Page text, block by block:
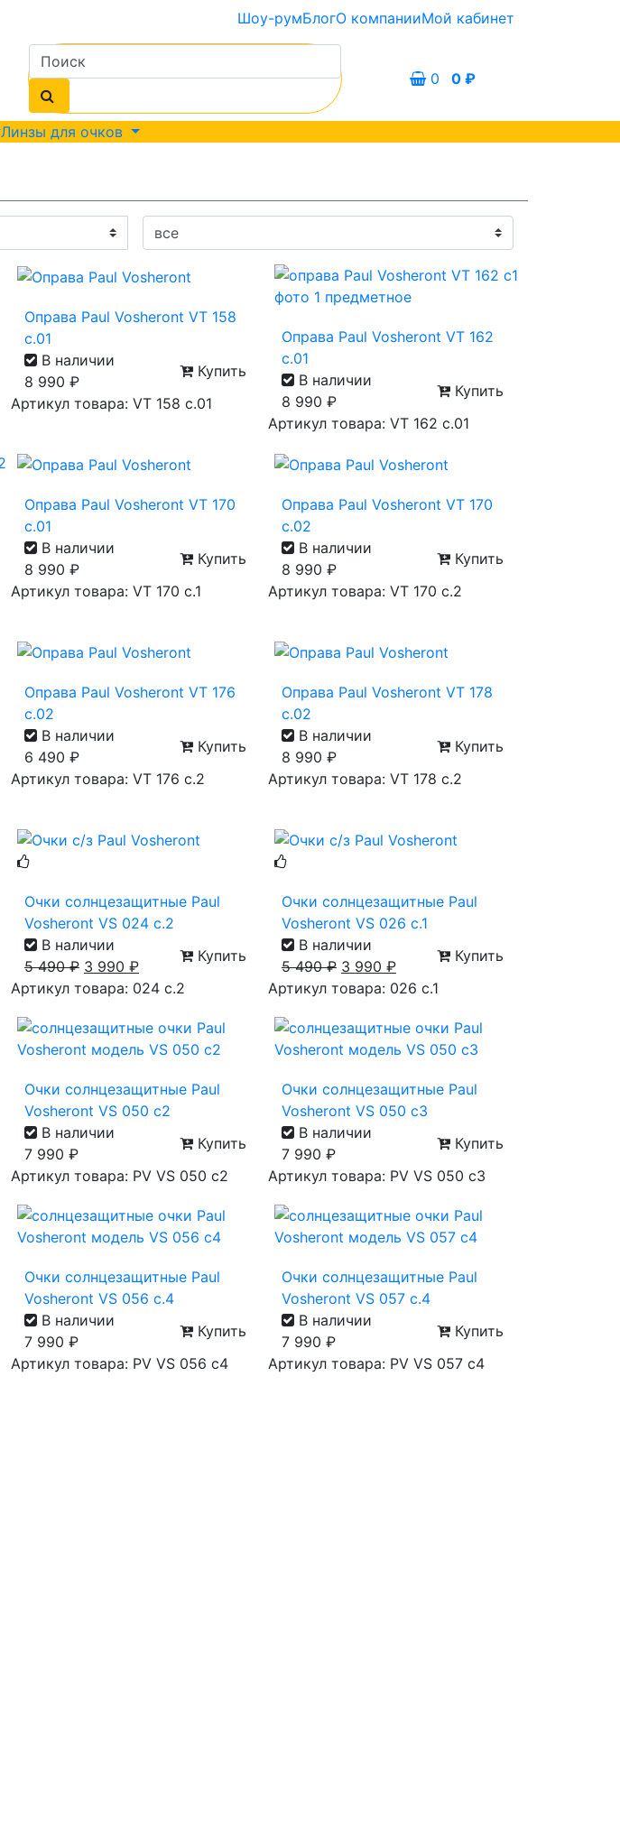
Шоу-румБлогО компанииМой кабинет
0 0 ₽
Линзы для очков
Оправа Paul Vosheront VT 158
с.01
В наличии
8 990 ₽
Купить
Артикул товара: VT 158 с.01
Оправа Paul Vosheront VT 162
с.01
В наличии
8 990 ₽
Купить
Артикул товара: VT 162 с.01
Оправа Paul Vosheront VT 170
с.01
В наличии
8 990 ₽
Купить
Артикул товара: VT 170 с.1
Оправа Paul Vosheront VT 170
с.02
В наличии
8 990 ₽
Купить
Артикул товара: VT 170 с.2
Оправа Paul Vosheront VT 176
с.02
В наличии
6 490 ₽
Купить
Артикул товара: VT 176 с.2
Оправа Paul Vosheront VT 178
с.02
В наличии
8 990 ₽
Купить
Артикул товара: VT 178 с.2
Очки солнцезащитные Paul
Vosheront VS 024 с.2
В наличии
5 490₽ 3 990 ₽
Купить
Артикул товара: 024 с.2
Очки солнцезащитные Paul
Vosheront VS 026 с.1
В наличии
5 490₽ 3 990 ₽
Купить
Артикул товара: 026 с.1
Очки солнцезащитные Paul
Vosheront VS 050 c2
В наличии
7 990 ₽
Купить
Артикул товара: PV VS 050 c2
Очки солнцезащитные Paul
Vosheront VS 050 c3
В наличии
7 990 ₽
Купить
Артикул товара: PV VS 050 c3
Очки солнцезащитные Paul
Vosheront VS 056 с.4
В наличии
7 990 ₽
Купить
Артикул товара: PV VS 056 с4
Очки солнцезащитные Paul
Vosheront VS 057 с.4
В наличии
7 990 ₽
Купить
Артикул товара: PV VS 057 с4